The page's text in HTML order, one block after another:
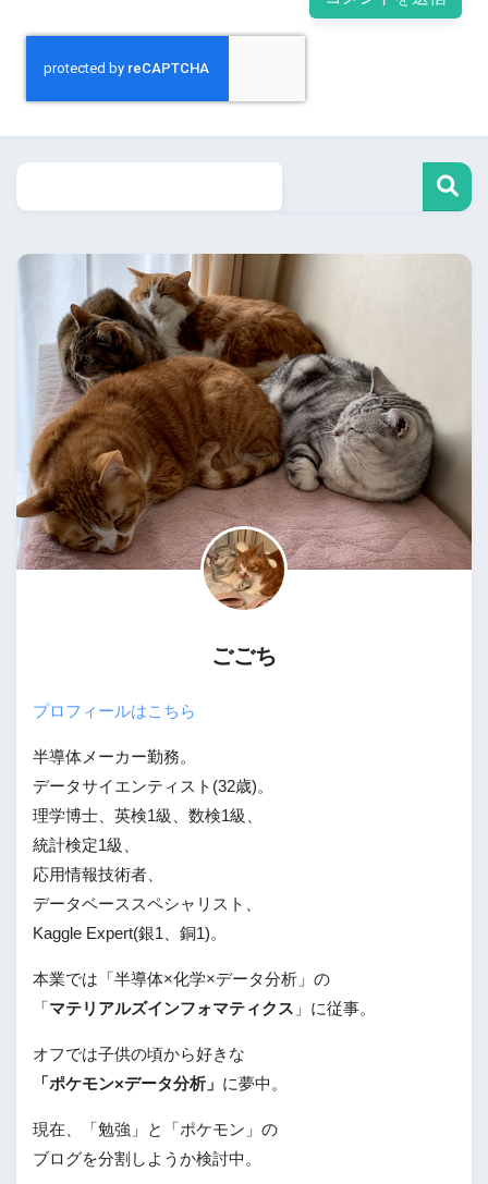
ごごち
プロフィールはこちら
半導体メーカー勤務。
データサイエンティスト(32歳)。
理学博士、英検1級、数検1級、
統計検定1級、
応用情報技術者、
データベーススペシャリスト、
Kaggle Expert(銀1、銅1)。
本業では「半導体×化学×データ分析」の
「 マテリアルズインフォマティクス 」に従事。
オフでは子供の頃から好きな
「ポケモン×データ分析」 に夢中。
現在、「勉強」と「ポケモン」の
ブログを分割しようか検討中。